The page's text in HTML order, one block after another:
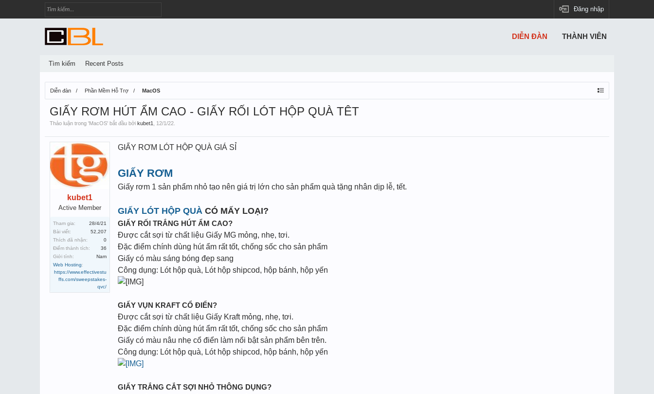
Đăng nhập
Diễn đàn Phần Mềm Hỗ Trợ MacOS
GIẤY RƠM HÚT ẨM CAO - GIẤY RỐI LÓT HỘP QUÀ TÊT
Thảo luận trong 'MacOS' bắt đầu bởi kubet1 12/1/22
kubet1
Active Member
Tham gia:
28/4/21
Bài viết:
52,207
Thích đã nhận:
0
Điểm thành tích:
36
Giới tính:
Nam
Web Hosting:
https://www.effectivestu
ffs.com/sweepstakes-
qvc/
GIẤY RƠM LÓT HỘP QUÀ GIÁ SỈ
GIẤY RƠM
Giấy rơm 1 sản phẩm nhỏ tạo nên giá trị lớn cho sản phẩm quà tặng nhân dịp lễ, tết.
GIẤY LÓT HỘP QUÀ CÓ MẤY LOẠI?
GIẤY RỐI TRẮNG HÚT ẨM CAO?
Được cắt sợi từ chất liệu Giấy MG mỏng, nhẹ, tơi.
Đặc điểm chính dùng hút ẩm rất tốt, chống sốc cho sản phẩm
Giấy có màu sáng bóng đẹp sang
Công dụng: Lót hộp quà, Lót hộp shipcod, hộp bánh, hộp yến
GIẤY VỤN KRAFT CỔ ĐIỂN?
Được cắt sợi từ chất liệu Giấy Kraft mỏng, nhẹ, tơi.
Đặc điểm chính dùng hút ẩm rất tốt, chống sốc cho sản phẩm
Giấy có màu nâu nhẹ cổ điển làm nổi bật sản phẩm bên trên.
Công dụng: Lót hộp quà, Lót hộp shipcod, hộp bánh, hộp yến
GIẤY TRẮNG CẮT SỢI NHỎ THÔNG DỤNG?
DIỄN ĐÀN
Tìm kiếm Recent Posts
THÀNH VIÊN